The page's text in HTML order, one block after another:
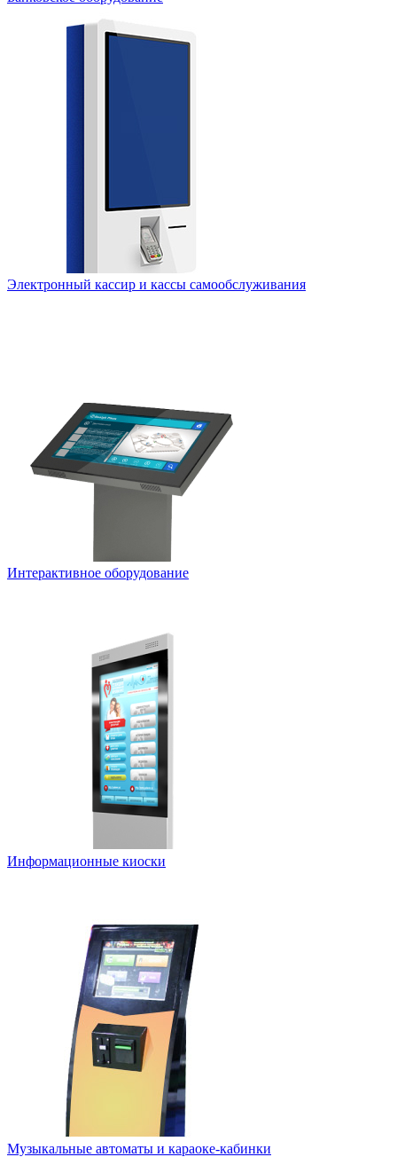
Электронный кассир и кассы самообслуживания
Интерактивное оборудование
Информационные киоски
Музыкальные автоматы и караоке-кабинки